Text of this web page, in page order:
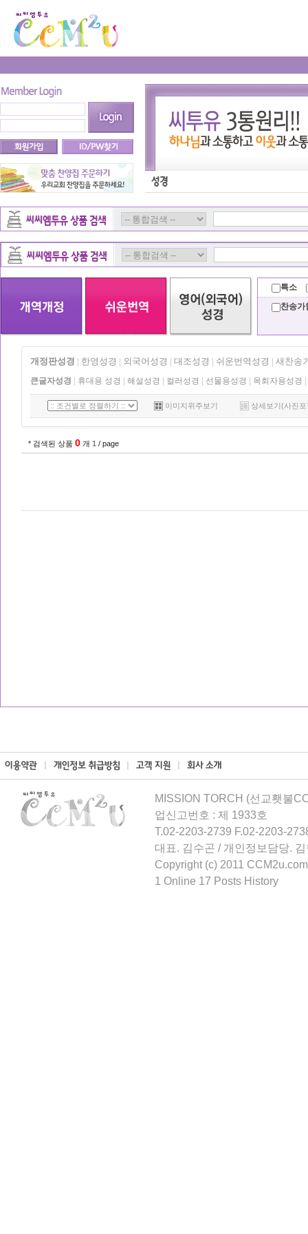
특소
찬송가
개정판성경 한영성경 외국어성경 대조성경 쉬운번역성경 새찬송
큰글자성경 휴대용 성경 해설성경 컬러성경 선물용성경 목회자용성경
이미지위주보기 상세보기(사진
* 검색된 상품 0 개 1 / page
MISSION TORCH (선교횃불
업신고번호 : 제 1933호
T.02-2203-2739 F.02-2203-
대표. 김수곤 / 개인정보담당.
Copyright (c) 2011
1 Online 17 Posts History